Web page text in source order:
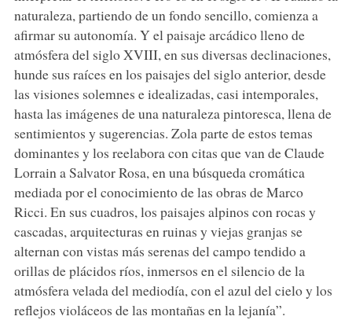
naturaleza, partiendo de un fondo sencillo, comienza a
afirmar su autonomía. Y el paisaje arcádico lleno de
atmósfera del siglo XVIII, en sus diversas declinaciones,
hunde sus raíces en los paisajes del siglo anterior, desde
las visiones solemnes e idealizadas, casi intemporales,
hasta las imágenes de una naturaleza pintoresca, llena de
sentimientos y sugerencias. Zola parte de estos temas
dominantes y los reelabora con citas que van de Claude
Lorrain a Salvator Rosa, en una búsqueda cromática
mediada por el conocimiento de las obras de Marco
Ricci. En sus cuadros, los paisajes alpinos con rocas y
cascadas, arquitecturas en ruinas y viejas granjas se
alternan con vistas más serenas del campo tendido a
orillas de plácidos ríos, inmersos en el silencio de la
atmósfera velada del mediodía, con el azul del cielo y los
reflejos violáceos de las montañas en la lejanía”.